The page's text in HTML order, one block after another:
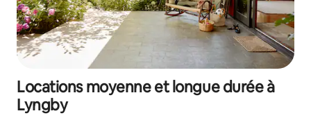
Locations moyenne et longue durée à
Lyngby